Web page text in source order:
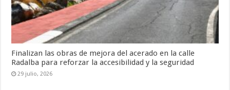
Finalizan las obras de mejora del acerado en la calle
Radalba para reforzar la accesibilidad y la seguridad
29 julio, 2026